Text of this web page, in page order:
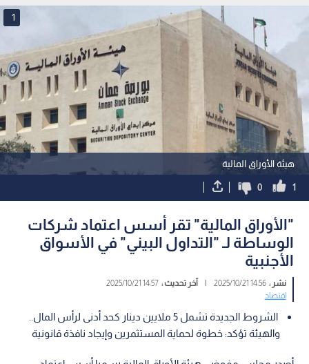
هيئة الأوراق المالية
1
1
0
"الأوراق المالية" تقر أسس اعتماد شركات
الوساطة لـ "التداول البيني" في الأسواق
الأجنبية
نشر :14:56 2025/10/21 آخر تحديث :14:57 2025/10/21
اقتصاد
الشروط الجديدة تشمل 5 ملايين دينار كحد أدنى لرأس المال..
والهيئة تؤكد: خطوة لحماية المستثمرين وإيجاد نافذة قانونية